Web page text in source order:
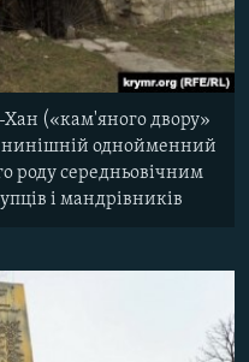
(«кам'яного двору»
нинішній однойменний
роду середньовічним
і мандрівників